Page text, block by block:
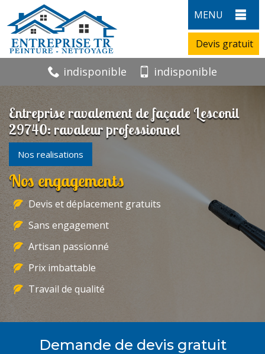
MENU
Devis gratuit
indisponible indisponible
Entreprise ravalement de façade Lesconil
29740: ravaleur professionnel
Nos realisations
Nos engagements
Devis et déplacement gratuits
Sans engagement
Artisan passionné
Prix imbattable
Travail de qualité
Demande de devis gratuit